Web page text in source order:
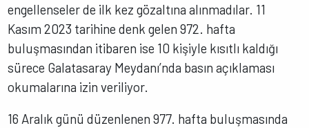
engellenseler de ilk kez gözaltına alınmadılar. 11
Kasım 2023 tarihine denk gelen 972. hafta
buluşmasından itibaren ise 10 kişiyle kısıtlı kaldığı
sürece Galatasaray Meydanı’nda basın açıklaması
okumalarına izin veriliyor.
16 Aralık günü düzenlenen 977. hafta buluşmasında